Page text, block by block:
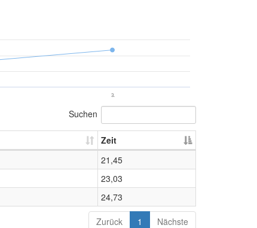
3.
Suchen
Zeit
21,45
23,03
24,73
Zurück 1 Nächste